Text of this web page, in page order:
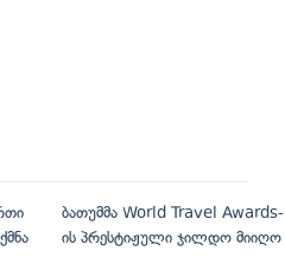
ბათუმმა World Travel Awards-
ის პრესტიჟული ჯილდო მიიღო